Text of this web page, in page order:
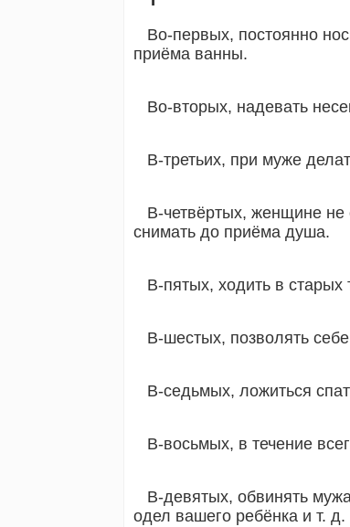
Во-первых, постоянно
приёма ванны.
Во-вторых, надевать
В-третьих, при муже
В-четвёртых, женщине не
снимать до приёма душа.
В-пятых, ходить в старых
В-шестых, позволять
В-седьмых, ложиться
В-восьмых, в течение
В-девятых, обвинять
одел вашего ребёнка и т. д.